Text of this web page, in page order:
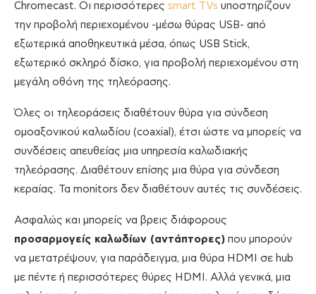
Chromecast. Οι περισσότερες smart TVs υποστηρίζουν
την προβολή περιεχομένου -μέσω θύρας USB- από
εξωτερικά αποθηκευτικά μέσα, όπως USB Stick,
εξωτερικό σκληρό δίσκο, για προβολή περιεχομένου στη
μεγάλη οθόνη της τηλεόρασης.
Όλες οι τηλεοράσεις διαθέτουν θύρα για σύνδεση
ομοαξονικού καλωδίου (coaxial), έτσι ώστε να μπορείς να
συνδέσεις απευθείας μια υπηρεσία καλωδιακής
τηλεόρασης. Διαθέτουν επίσης μια θύρα για σύνδεση
κεραίας. Τα monitors δεν διαθέτουν αυτές τις συνδέσεις.
Ασφαλώς και μπορείς να βρεις διάφορους
προσαρμογείς καλωδίων (αντάπτορες) που μπορούν
να μετατρέψουν, για παράδειγμα, μια θύρα ΗDMI σε hub
με πέντε ή περισσότερες θύρες HDMI. Αλλά γενικά, μια